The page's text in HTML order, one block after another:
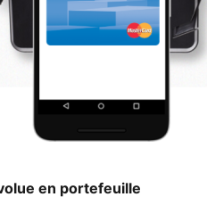
en portefeuille